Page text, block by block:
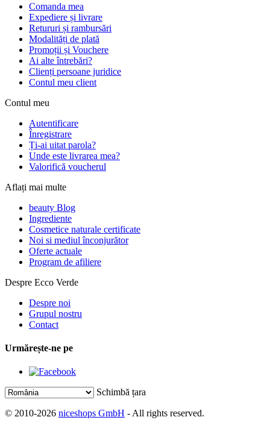
Comanda mea
Expediere și livrare
Retururi și rambursări
Modalități de plată
Promoții și Vouchere
Ai alte întrebări?
Clienți persoane juridice
Contul meu client
Contul meu
Autentificare
Înregistrare
Ți-ai uitat parola?
Unde este livrarea mea?
Valorifică voucherul
Aflați mai multe
beauty Blog
Ingrediente
Cosmetice naturale certificate
Noi si mediul înconjurător
Oferte actuale
Program de afiliere
Despre Ecco Verde
Despre noi
Grupul nostru
Contact
Urmărește-ne pe
Schimbă țara
© 2010-2026 niceshops GmbH - All rights reserved.